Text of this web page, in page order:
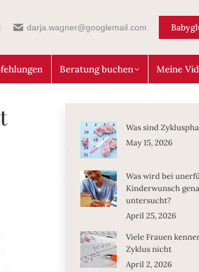
darja.wagner@googlemail.com
Beratung buchen Meine
Was sind
May 15, 2026
Was wird bei
Kinderwunsch
untersucht?
April 25, 2026
Viele Frauen
Zyklus nicht
April 2, 2026